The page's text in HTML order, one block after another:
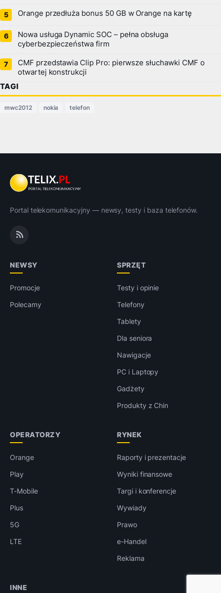
Orange przedłuża bonus 50 GB w Orange na kartę
Nowa usługa Dynamic SOC – pełna obsługa
cyberbezpieczeństwa firm
CMF przedstawia Clip Pro: pierwsze słuchawki CMF o
otwartej konstrukcji
TAGI
mwc2012 nokia telefon
Portal telekomunikacyjny — newsy, testy i baza telefonów.
NEWSY
Promocje
Polecamy
SPRZĘT
Testy i opinie
Telefony
Tablety
Dla seniora
Nawigacje
PC i Laptopy
Gadżety
Produkty z Chin
OPERATORZY
Orange
Play
T-Mobile
Plus
5G
LTE
RYNEK
Raporty i prezentacje
Wyniki finansowe
Targi i konferencje
Wywiady
Prawo
e-Handel
Reklama
INNE